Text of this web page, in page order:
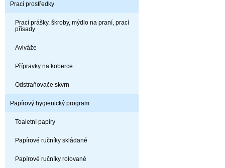
Prací prostředky
Prací prášky, škroby, mýdlo na praní, prací
přísady
Aviváže
Přípravky na koberce
Odstraňovače skvrn
Papírový hygienický program
Toaletní papíry
Papírové ručníky skládané
Papírové ručníky rolované